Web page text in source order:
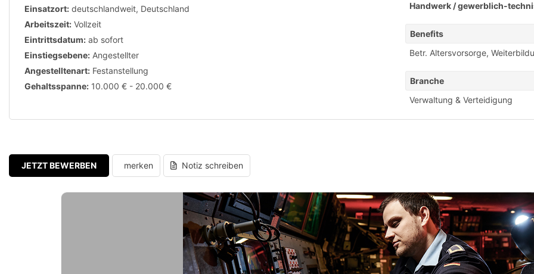
Einsatzort: deutschlandweit, Deutschland
Arbeitszeit: Vollzeit
Eintrittsdatum: ab sofort
Einstiegsebene: Angestellter
Angestelltenart: Festanstellung
Gehaltsspanne: 10.000 € - 20.000 €
Handwerk / gewerblich-
Benefits
Betr. Altersvorsorge,
Branche
Verwaltung & Verteidigung
JETZT BEWERBEN merken Notiz schreiben